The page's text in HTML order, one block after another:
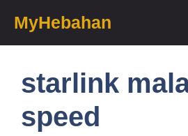
content
MyHebahan
starlink
speed